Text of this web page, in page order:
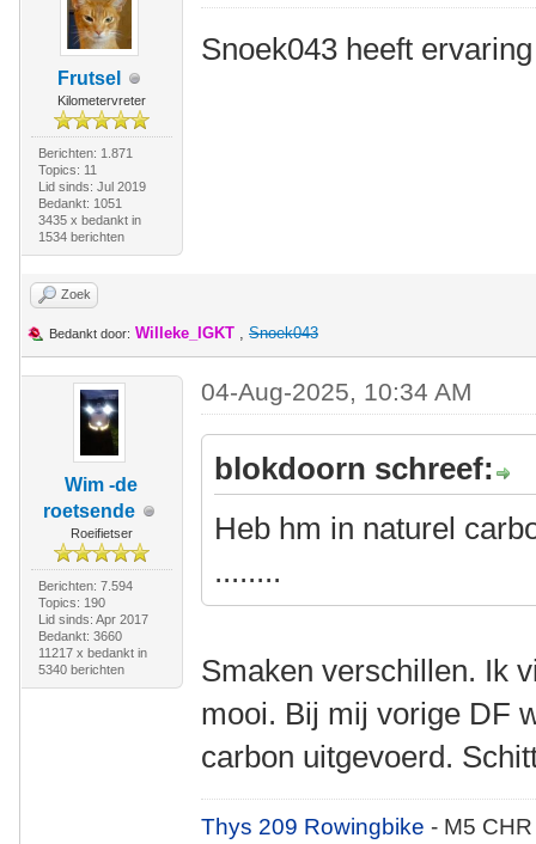
Frutsel
Kilometervreter
Berichten: 1.871
Topics: 11
Lid sinds: Jul 2019
Bedankt: 1051
3435 x bedankt in
1534 berichten
Snoek043 heeft
Zoek
Bedankt door: Willeke_IGKT , Snoek043
Wim -de
roetsende
Roeifietser
Berichten: 7.594
Topics: 190
Lid sinds: Apr 2017
Bedankt: 3660
11217 x bedankt in
5340 berichten
04-Aug-2025, 10:34 AM
blokdoorn schreef:
Heb hm in naturel
........
Smaken verschillen. Ik
mooi. Bij mij vorige DF
carbon uitgevoerd.
Thys 209 Rowingbike- M5